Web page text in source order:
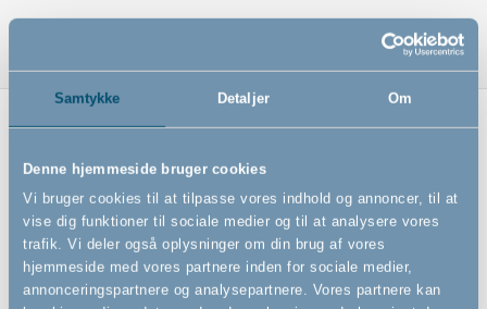
Samtykke Detaljer Om
Denne hjemmeside bruger cookies
Vi bruger cookies til at tilpasse vores indhold og annoncer, til at
vise dig funktioner til sociale medier og til at analysere vores
trafik. Vi deler også oplysninger om din brug af vores
hjemmeside med vores partnere inden for sociale medier,
annonceringspartnere og analysepartnere. Vores partnere kan